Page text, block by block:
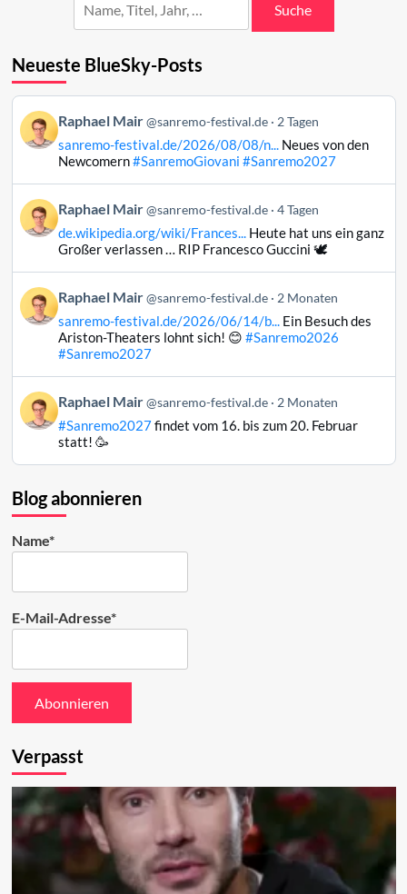
Suche
Neueste BlueSky-Posts
Beitrag
von
Raphael
Bluesky
ansehen
Raphael Mair @sanremo-festival.de 2 Tagen
sanremo-festival.de/2026/08/08/n...Neues von den
Newcomern#SanremoGiovani #Sanremo2027
Beitrag
von
Raphael
Bluesky
ansehen
Raphael Mair @sanremo-festival.de 4 Tagen
de.wikipedia.org/wiki/Frances...Heute hat uns ein ganz
Großer verlassen … RIP Francesco Guccini 🕊️
Beitrag
von
Raphael
ansehen
Raphael Mair @sanremo-festival.de 2 Monaten
sanremo-festival.de/2026/06/14/b...Ein Besuch des
Ariston-Theaters lohnt sich! 😊 #Sanremo2026
#Sanremo2027
Beitrag
von
Raphael
Bluesky
ansehen
Raphael Mair @sanremo-festival.de 2 Monaten
#Sanremo2027findet vom 16. bis zum 20. Februar
statt! 🥳
Blog abonnieren
Name*
E-Mail-Adresse*
Verpasst